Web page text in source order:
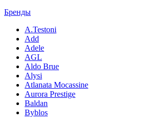
Бренды
A.Testoni
Add
Adele
AGL
Aldo Brue
Alysi
Atlanata Mocassine
Aurora Prestige
Baldan
Byblos